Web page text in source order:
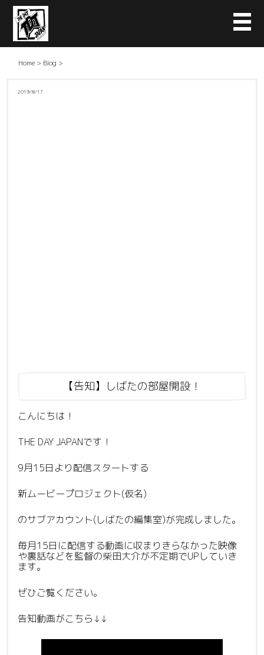
Home > Blog >
2019/8/17
【告知】しばたの部屋開設！
こんにちは！
THE DAY JAPANです！
9月15日より配信スタートする
新ムービープロジェクト(仮名)
のサブアカウント(しばたの編集室)が完成しました。
毎月15日に配信する動画に収まりきらなかった映像
や裏話などを監督の柴田大介が不定期でUPしていき
ます。
ぜひご覧ください。
告知動画がこちら↓↓